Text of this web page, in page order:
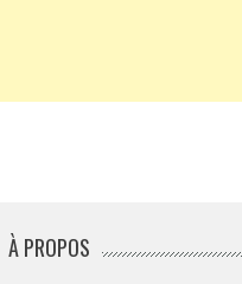
À PROPOS